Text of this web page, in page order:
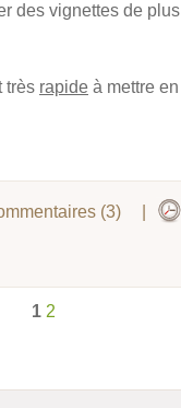
des vignettes de
très rapide à mettre
(3)
1 2